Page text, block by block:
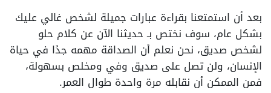
بعد أن استمتعنا بقراءة عبارات جميلة لشخص غالي عليك
بشكل عام، سوف نختص بـ حديثنا الآن عن كلام حلو
لشخص صديق، نحن نعلم أن الصداقة مهمه جدًا في حياة
الإنسان، ولن تصل على صديق وفي ومخلص بسهولة،
فمن الممكن أن نقابله مرة واحدة طوال العمر.